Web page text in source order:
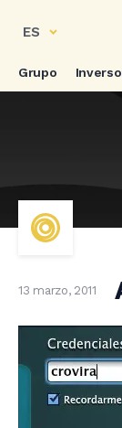
ES
Grupo
13 marzo, 2011